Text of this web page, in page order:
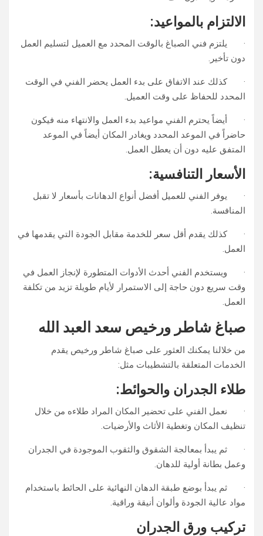
الالتزام بالمواعيد:
· يلتزم فني الصباغ بالوقت المحدد مع العميل لتسليم العمل
دون تأخير.
· كذلك عند الاتفاق على بدء العمل يحضر الفني في الوقت
المحدد للحفاظ على وقت العميل.
· أيضاً يحترم الفني مواعيد بدء العمل والانتهاء منه فيكون
حاضراً في الموعد المحدد ويغادر المكان أيضاً في الموعد
المتفق عليه دون أن يعطل العمل.
الأسعار التنافسية:
· يوفر الفني للعميل أفضل أنواع الدهانات بأسعار لا تقبل
المنافسة.
· كذلك يقدم أقل سعر للخدمة مقابل الجودة التي يقدمها في
العمل.
· ويستخدم الفني أحدث الأدوات المتطورة لإنجاز العمل في
وقت سريع دون حاجة إلى الاستمرار لأيام طويلة تزيد من تكلفة
العمل.
صباغ شاطر ورخيص سعد العبد الله
من خلالنا يمكنك العثور على صباغ شاطر ورخيص يقدم
الخدمات المتعلقة بالتشطيبات مثل:
طلاء الجدران والحوائط:
· نعمل الفني على تحضير المكان المراد طلاءه من خلال
تنظيف المكان وتغطية الأثاث والأرضيات.
· ثم يبدأ بمعالجة الشقوق والثقوب الموجودة في الجدران
وعمل بطانة أولية للدهان.
· ثم يبدأ بوضع طبقة الدهان النهائية على الحائط باستخدام
مواد عالية الجودة وألوان أنيقة وراقية.
تركيب ورق الجدران